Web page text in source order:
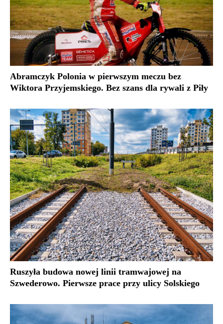
Abramczyk Polonia w pierwszym meczu bez
Wiktora Przyjemskiego. Bez szans dla rywali z Piły
Ruszyła budowa nowej linii tramwajowej na
Szwederowo. Pierwsze prace przy ulicy Solskiego